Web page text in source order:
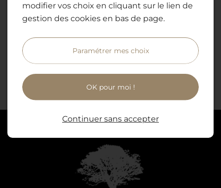
Précédent Suivant
modifier vos choix en cliquant sur le lien de
gestion des cookies en bas de page.
Paramétrer mes choix
OK pour moi !
Continuer sans accepter